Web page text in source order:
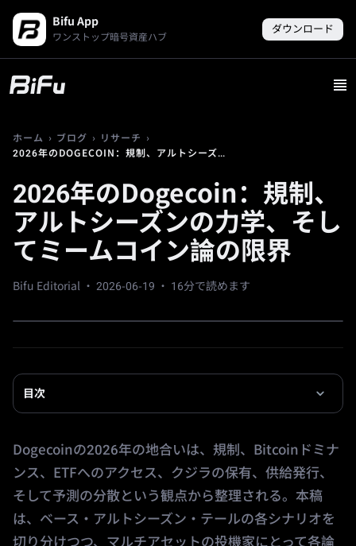
Bifu App
ワンストップ暗号資産ハブ
ダウンロード
ホーム › ブログ › リサーチ
›
2026年のDOGECOIN：規制、アルトシーズンの力学、そしてミームコイン論の限界
2026年のDogecoin：規制、
アルトシーズンの力学、そし
てミームコイン論の限界
Bifu Editorial · 2026-06-19 · 16分で読めます
目次
Dogecoinの2026年の地合いは、規制、Bitcoinドミナ
ンス、ETFへのアクセス、クジラの保有、供給発行、
そして予測の分散という観点から整理される。本稿
は、ベース・アルトシーズン・テールの各シナリオを
切り分けつつ、マルチアセットの投機家にとって各論